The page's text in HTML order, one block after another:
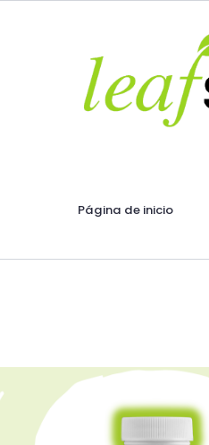
Página de inicio